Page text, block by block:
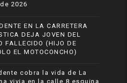
2026
EN LA CARRETERA
DEJA JOVEN DEL
FALLECIDO (HIJO DE
EL MOTOCONCHO)
cobra la vida de La
vivia en la calle 8 esquina